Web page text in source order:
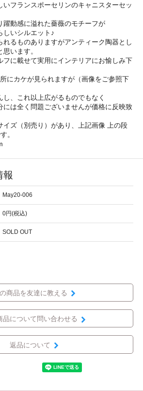
いフランスポーセリンのキャニスターセッ
躍動感に溢れた薔薇のモチーフが
しいシルエット♪
れるものありますがアンティーク陶器とし
います。
フに載せて実用にインテリアにお愉しみ下
にカケが見られますが（画像をご参照下
、これ以上広がるものでもなく
には全く問題ございませんが価格に反映致
イズ（別売り）があり、上記画像 上の段
。
報
May20-006
0円(税込)
SOLD OUT
商品を友達に教える
品について問い合わせる
返品について